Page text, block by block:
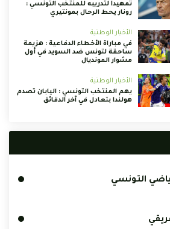
تمهيداً لتدريبه للمنتخب التونسي :
رونار يحط الرحال بمونتيري
الأخبار الوطنية
في مباراة الأخطاء الدفاعية : هزيمة
ساحقة لتونس ضد السويد في أول
مشوار المونديال
الأخبار الوطنية
يهم المنتخب التونسي : اليابان تصدم
هولندا بتعادل في آخر الدقائق
التونسي